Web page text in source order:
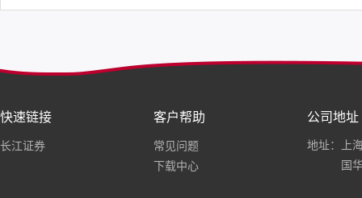
快速链接
长江证券
客户帮助
常见问题
下载中心
公司地址
地址：上
国